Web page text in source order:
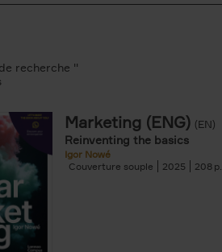
filter
recherche ''
Marketing (ENG) (EN)
Reinventing the basics
Igor Nowé
Couverture souple
2025 208